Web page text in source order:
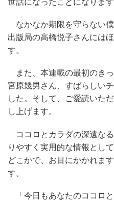
世話になったことになります
なかなか期限を守らない
出版局の高橋悦子さんには
す。
また、本連載の最初のき
宮原幾男さん、すばらしい
した。そして、ご愛読いた
し上げます。
ココロとカラダの深遠な
りやすく実用的な情報とし
どこかで、お目にかかれま
す。
「今日もあなたのココロ